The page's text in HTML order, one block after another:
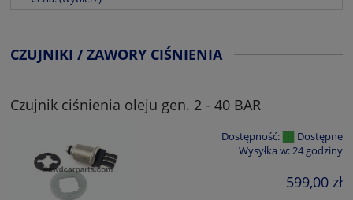
CZUJNIKI / ZAWORY CIŚNIENIA
Czujnik ciśnienia oleju gen. 2 - 40 BAR
Dostępność:
Dostępne
Wysyłka w:24 godziny
599,00 zł